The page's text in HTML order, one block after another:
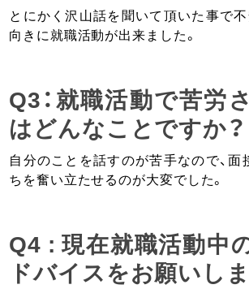
とにかく沢山話を聞いて頂いた事で
向きに就職活動が出来ました。
Q3：就職活動で苦労
はどんなことですか？
自分のことを話すのが苦手なので、
ちを奮い立たせるのが大変でした。
Q4 : 現在就職活動中
ドバイスをお願いしま